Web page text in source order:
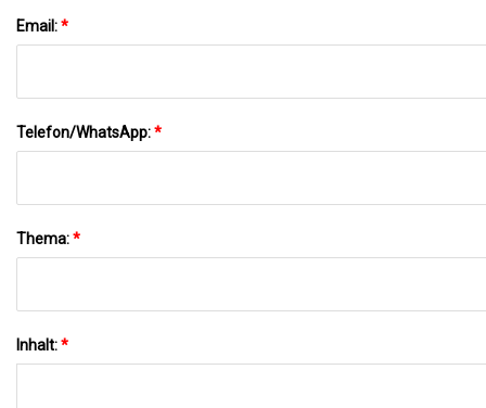
Email:*
Telefon/WhatsApp:*
Thema:*
Inhalt:*